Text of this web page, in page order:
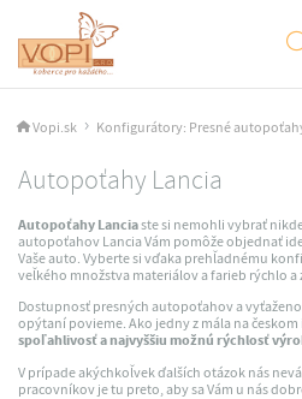
Vopi.sk Konfigurátory: Presné
Autopoťahy Lancia
Autopoťahy Lanciaste si nemohli vybrať
autopoťahov Lancia Vám pomôže objednať
Vaše auto. Vyberte si vďaka prehľadnému
veľkého množstva materiálov a farieb rýchlo a
Dostupnosť presných autopoťahov a
opýtaní povieme. Ako jedny z mála na
spoľahlivosť a najvyššiu možnú rýchlosť
V prípade akýchkoľvek ďalších otázok nás
pracovníkov je tu preto, aby sa Vám u nás